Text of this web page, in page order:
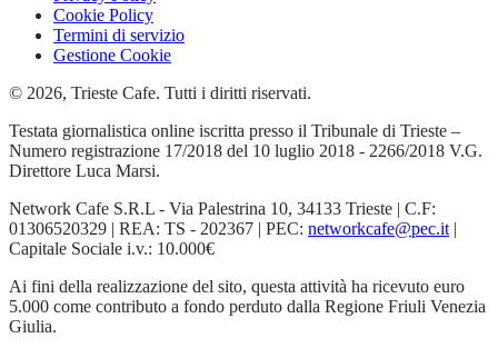
Cookie Policy
Termini di servizio
Gestione Cookie
© 2026, Trieste Cafe. Tutti i diritti riservati.
Testata giornalistica online iscritta presso il Tribunale di Trieste –
Numero registrazione 17/2018 del 10 luglio 2018 - 2266/2018 V.G.
Direttore Luca Marsi.
Network Cafe S.R.L - Via Palestrina 10, 34133 Trieste | C.F:
01306520329 | REA: TS - 202367 | PEC: networkcafe@pec.it |
Capitale Sociale i.v.: 10.000€
Ai fini della realizzazione del sito, questa attività ha ricevuto euro
5.000 come contributo a fondo perduto dalla Regione Friuli Venezia
Giulia.